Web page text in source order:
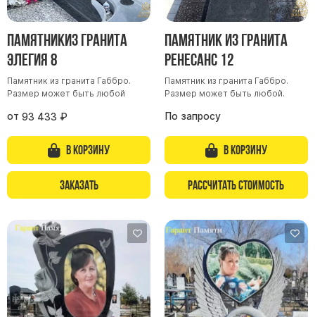
Памятникиз гранита
Элегия 8
Памятник из гранита Габбро.
Размер может быть любой
от 93 433 ₽
В корзину
Заказать
Памятник из гранита
Ренесанс 12
Памятник из гранита Габбро.
Размер может быть любой.
По запросу
В корзину
Рассчитать стоимость